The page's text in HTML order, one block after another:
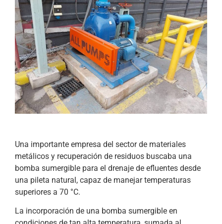
Una importante empresa del sector de materiales
metálicos y recuperación de residuos buscaba una
bomba sumergible para el drenaje de efluentes desde
una pileta natural, capaz de manejar temperaturas
superiores a 70 °C.
La incorporación de una bomba sumergible en